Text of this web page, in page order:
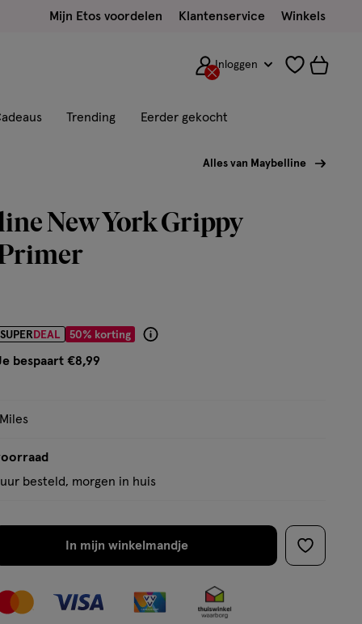
Mijn Etos voordelen Klantenservice Winkels
Inloggen
Trending Eerder gekocht
Alles van Maybelline
New York Grippy
€ 8.99
SUPERDEAL 50% korting
Product
bespaart €8,99
besteld, morgen in huis
In mijn winkelmandje
verhoog
met